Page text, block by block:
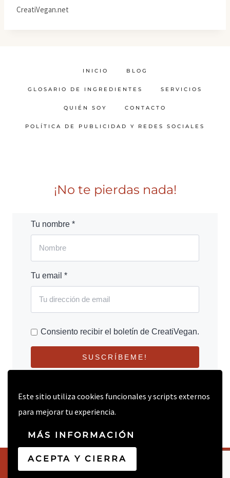
Este sitio utiliza cookies funcionales y scripts externos
para mejorar tu experiencia.
MÁS INFORMACIÓN
ACEPTA Y CIERRA
CreatiVegan.net
INICIO BLOG
GLOSARIO DE INGREDIENTES SERVICIOS
QUIÉN SOY CONTACTO
POLÍTICA DE PUBLICIDAD Y REDES SOCIALES
¡No te pierdas nada!
Tu nombre *
Tu email *
Consiento recibir el boletín de CreatiVegan.
SUSCRÍBEME!
© 2026 CREATIVEGAN.NET